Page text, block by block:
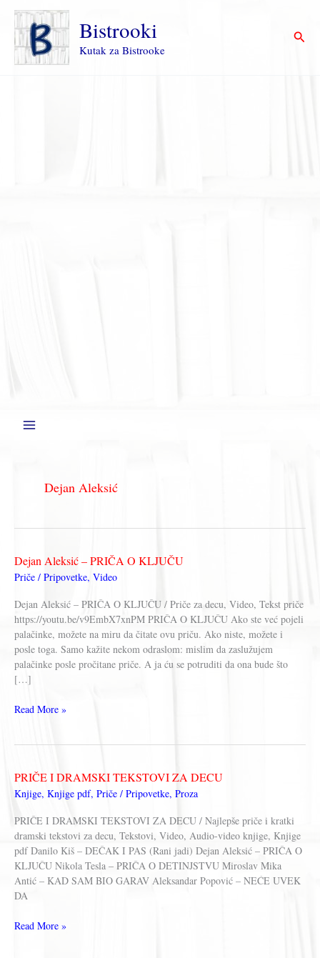
Пређи
садржај
Bistrooki
Kutak za Bistrooke
Dejan Aleksić
Dejan Aleksić – PRIČA O KLJUČU
Priče / Pripovetke, Video
Dejan Aleksić – PRIČA O KLJUČU / Priče za decu, Video, Tekst priče
https://youtu.be/v9EmbX7xnPM PRIČA O KLJUČU Ako ste već pojeli
palačinke, možete na miru da čitate ovu priču. Ako niste, možete i
posle toga. Samo kažite nekom odraslom: mislim da zaslužujem
palačinke posle pročitane priče. A ja ću se potruditi da ona bude što
[…]
Dejan
KLJUČU
Read More »
PRIČE I DRAMSKI TEKSTOVI ZA DECU
Knjige, Knjige pdf, Priče / Pripovetke, Proza
PRIČE I DRAMSKI TEKSTOVI ZA DECU / Najlepše priče i kratki
dramski tekstovi za decu, Tekstovi, Video, Audio-video knjige, Knjige
pdf Danilo Kiš – DEČAK I PAS (Rani jadi) Dejan Aleksić – PRIČA O
KLJUČU Nikola Tesla – PRIČA O DETINJSTVU Miroslav Mika
Antić – KAD SAM BIO GARAV Aleksandar Popović – NEĆE UVEK
DA
PRIČE
Read More »